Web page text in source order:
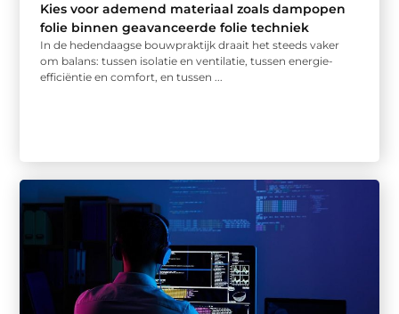
Kies voor ademend materiaal zoals dampopen
folie binnen geavanceerde folie techniek
In de hedendaagse bouwpraktijk draait het steeds vaker
om balans: tussen isolatie en ventilatie, tussen energie-
efficiëntie en comfort, en tussen ...